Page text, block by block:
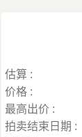
估算 :
价格 :
最高出价 :
拍卖结束日期 :